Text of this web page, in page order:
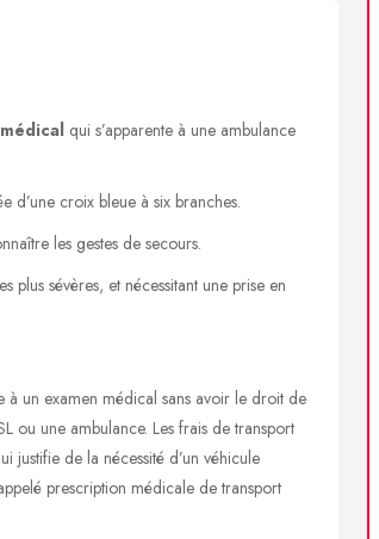
qui s’apparente à une ambulance
d’une croix bleue à six branches.
les gestes de secours.
plus sévères, et nécessitant une prise en
un examen médical sans avoir le droit de
ou une ambulance. Les frais de transport
justifie de la nécessité d’un véhicule
prescription médicale de transport